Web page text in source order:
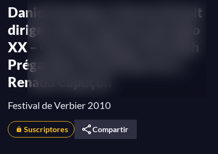
Daniel Harding y Charles Dutoit
dirigen obras maestras del siglo
XX – Con Yuja Wang, Christoph
Prégardien, David Guerrier y
Renaud Capuçon
Festival de Verbier 2010
Suscriptores Compartir